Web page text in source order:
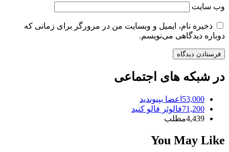
وب‌ سایت
ذخیره نام، ایمیل و وبسایت من در مرورگر برای زمانی که
دوباره دیدگاهی می‌نویسم.
در شبکه های اجتماعی
53,000 اعضا بپیوندید
71,200فالوئر فالو کنید
4,439مطلب
You May Like